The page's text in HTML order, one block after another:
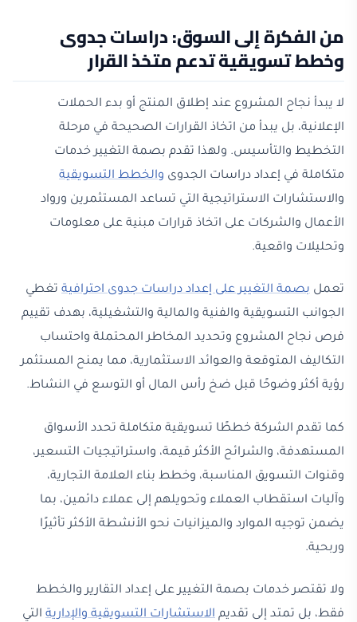
من الفكرة إلى السوق: دراسات جدوى
وخطط تسويقية تدعم متخذ القرار
لا يبدأ نجاح المشروع عند إطلاق المنتج أو بدء الحملات
الإعلانية، بل يبدأ من اتخاذ القرارات الصحيحة في مرحلة
التخطيط والتأسيس. ولهذا تقدم بصمة التغيير خدمات
متكاملة في إعداد دراسات الجدوى والخطط التسويقية
والاستشارات الاستراتيجية التي تساعد المستثمرين ورواد
الأعمال والشركات على اتخاذ قرارات مبنية على معلومات
وتحليلات واقعية.
تعمل بصمة التغيير على إعداد دراسات جدوى احترافية تغطي
الجوانب التسويقية والفنية والمالية والتشغيلية، بهدف تقييم
فرص نجاح المشروع وتحديد المخاطر المحتملة واحتساب
التكاليف المتوقعة والعوائد الاستثمارية، مما يمنح المستثمر
رؤية أكثر وضوحًا قبل ضخ رأس المال أو التوسع في النشاط.
كما تقدم الشركة خططًا تسويقية متكاملة تحدد الأسواق
المستهدفة، والشرائح الأكثر قيمة، واستراتيجيات التسعير،
وقنوات التسويق المناسبة، وخطط بناء العلامة التجارية،
وآليات استقطاب العملاء وتحويلهم إلى عملاء دائمين، بما
يضمن توجيه الموارد والميزانيات نحو الأنشطة الأكثر تأثيرًا
وربحية.
ولا تقتصر خدمات بصمة التغيير على إعداد التقارير والخطط
فقط، بل تمتد إلى تقديم الاستشارات التسويقية والإدارية التي